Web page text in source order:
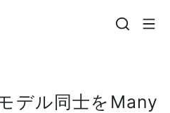
デル同士をMany